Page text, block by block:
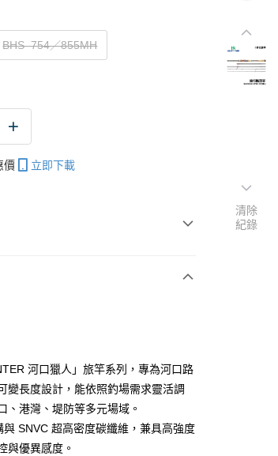
BHS–754／855MH
價 立即下載
21家銀行
第一商業銀行
彰化商業銀行
兆豐國際商業銀行
台中商業銀行
河口獵人」旅竿系列，專為河口路
變長度設計，能依照釣場需求靈活調
、港灣、堤防等多元場域。
SNVC 超高密度碳纖維，兼具高強度
與優異感度。
清除
紀錄